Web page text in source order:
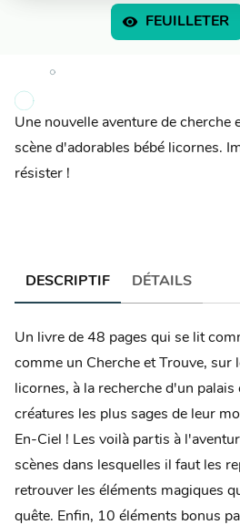
visibility FEUILLETER
Une nouvelle aventure de cherche
scène d'adorables bébé licornes.
résister !
DESCRIPTIF DÉTAILS
Un livre de 48 pages qui se lit
comme un Cherche et Trouve, sur
licornes, à la recherche d'un palais
créatures les plus sages de leur
En-Ciel ! Les voilà partis à
scènes dans lesquelles il faut les
retrouver les éléments magiques
quête. Enfin, 10 éléments bonus